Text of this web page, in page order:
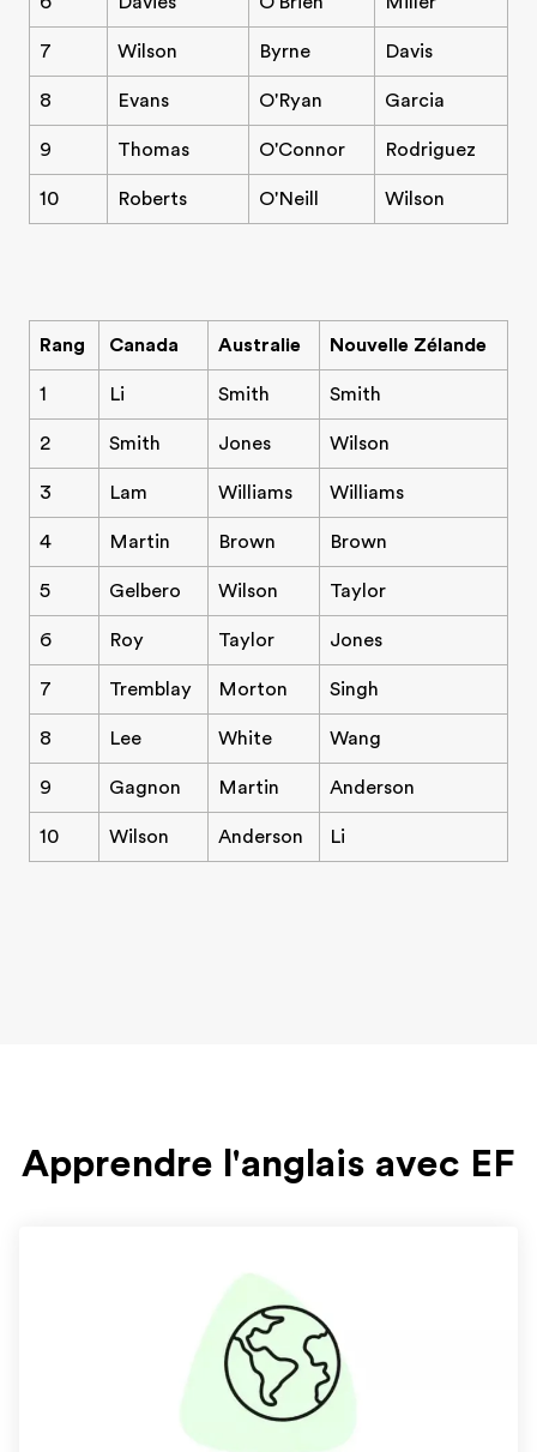
7 Wilson Byrne Davis
8 Evans O'Ryan Garcia
9 Thomas O'Connor Rodriguez
10 Roberts O'Neill Wilson
Rang Canada Australie Nouvelle Zélande
1 Li Smith Smith
2 Smith Jones Wilson
3 Lam Williams Williams
4 Martin Brown Brown
5 Gelbero Wilson Taylor
6 Roy Taylor Jones
7 Tremblay Morton Singh
8 Lee White Wang
9 Gagnon Martin Anderson
10 Wilson Anderson Li
Apprendre l'anglais avec EF